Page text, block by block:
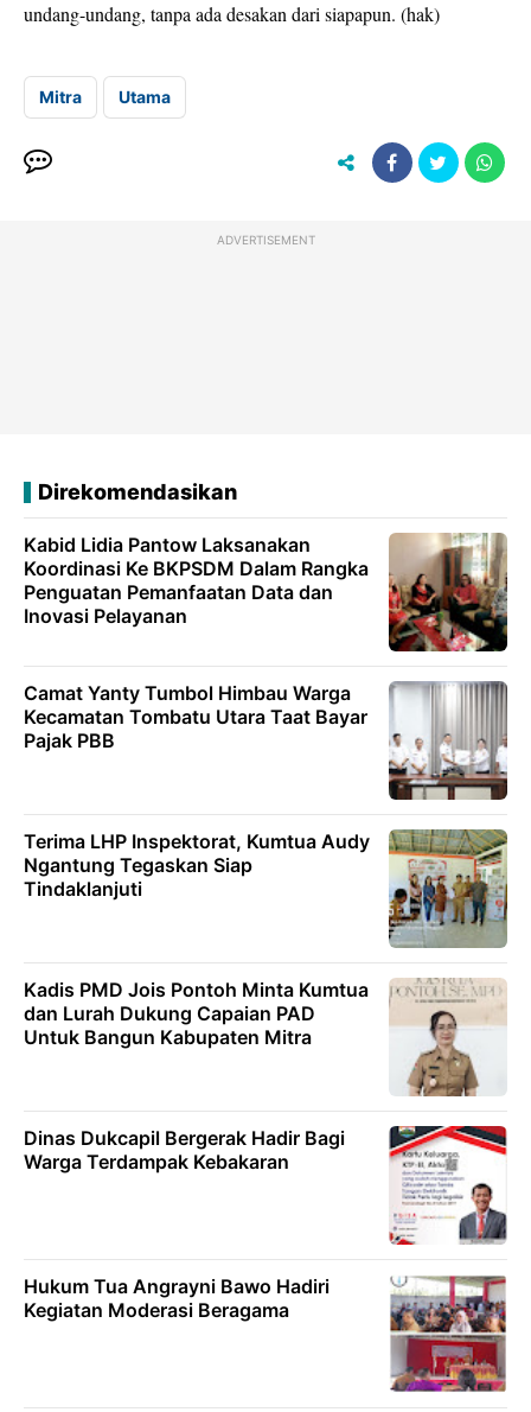
undang-undang, tanpa ada desakan dari siapapun. (hak)
Mitra Utama
ADVERTISEMENT
Direkomendasikan
Kabid Lidia Pantow Laksanakan
Koordinasi Ke BKPSDM Dalam Rangka
Penguatan Pemanfaatan Data dan
Inovasi Pelayanan
Camat Yanty Tumbol Himbau Warga
Kecamatan Tombatu Utara Taat Bayar
Pajak PBB
Terima LHP Inspektorat, Kumtua Audy
Ngantung Tegaskan Siap
Tindaklanjuti
Kadis PMD Jois Pontoh Minta Kumtua
dan Lurah Dukung Capaian PAD
Untuk Bangun Kabupaten Mitra
Dinas Dukcapil Bergerak Hadir Bagi
Warga Terdampak Kebakaran
Hukum Tua Angrayni Bawo Hadiri
Kegiatan Moderasi Beragama